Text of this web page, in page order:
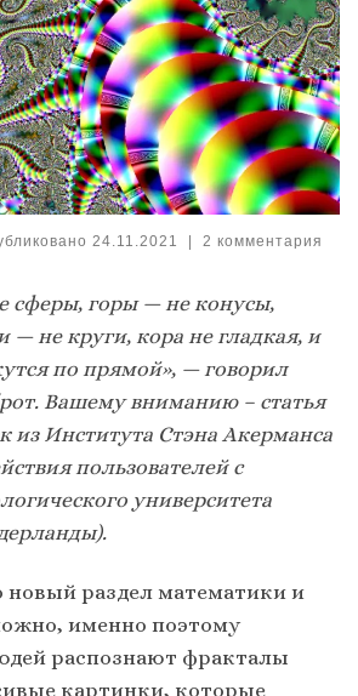
24.11.2021 | 2 комментария
сферы, горы — не конусы,
— не круги, кора не гладкая, и
по прямой», — говорил
Вашему вниманию – статья
из Института Стэна Акерманса
пользователей с
университета
раздел математики и
именно поэтому
распознают фракталы
картинки, которые